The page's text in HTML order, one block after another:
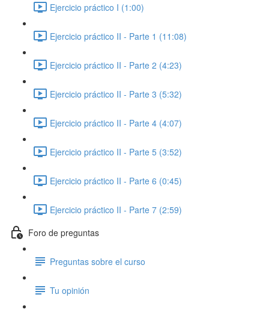
Ejercicio práctico I (1:00)
Ejercicio práctico II - Parte 1 (11:08)
Ejercicio práctico II - Parte 2 (4:23)
Ejercicio práctico II - Parte 3 (5:32)
Ejercicio práctico II - Parte 4 (4:07)
Ejercicio práctico II - Parte 5 (3:52)
Ejercicio práctico II - Parte 6 (0:45)
Ejercicio práctico II - Parte 7 (2:59)
Foro de preguntas
Preguntas sobre el curso
Tu opinión